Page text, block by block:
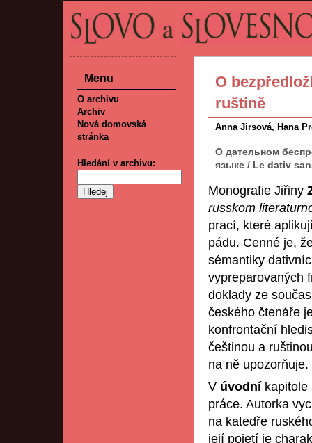
O
ruštině
Anna Jirsová, Hana
О дательном
языке / Le dativ
Monografie Jiřiny
russkom
prací, které
pádu. Cenné je,
sémantiky
vypreparovaných
doklady ze
českého čtenáře
konfrontační
češtinou a
na ně upozorňuje.
V úvodní
práce. Autorka
na katedře
její pojetí je
Menu
O archivu
Archiv
Nová domovská
stránka
Hledání v archivu: